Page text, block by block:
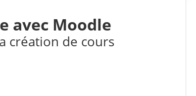
avec Moodle
création de cours